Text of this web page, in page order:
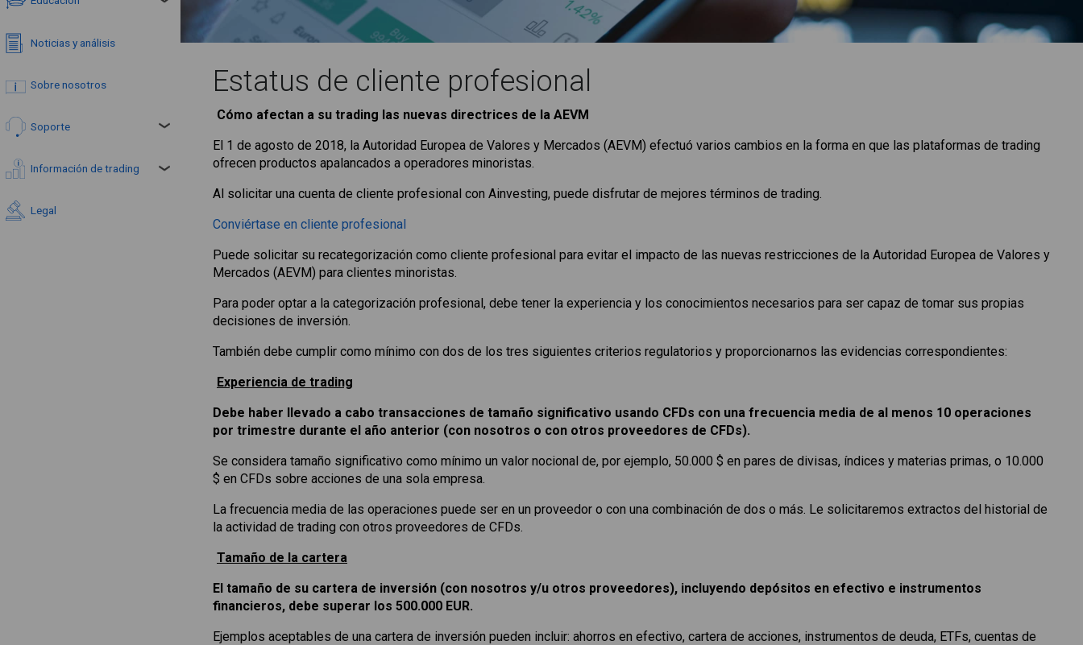
Noticias y análisis
Sobre nosotros
Soporte
Información de trading
Legal
Estatus de cliente profesional
Cómo afectan a su trading las nuevas directrices de la AEVM
El 1 de agosto de 2018, la Autoridad Europea de Valores y Mercados (AEVM) efectuó varios cambios en la forma en que las plataformas de trading
ofrecen productos apalancados a operadores minoristas.
Al solicitar una cuenta de cliente profesional con Ainvesting, puede disfrutar de mejores términos de trading.
Conviértase en cliente profesional
Puede solicitar su recategorización como cliente profesional para evitar el impacto de las nuevas restricciones de la Autoridad Europea de Valores y
Mercados (AEVM) para clientes minoristas.
Para poder optar a la categorización profesional, debe tener la experiencia y los conocimientos necesarios para ser capaz de tomar sus propias
decisiones de inversión.
También debe cumplir como mínimo con dos de los tres siguientes criterios regulatorios y proporcionarnos las evidencias correspondientes:
Experiencia de trading
Debe haber llevado a cabo transacciones de tamaño significativo usando CFDs con una frecuencia media de al menos 10 operaciones
por trimestre durante el año anterior (con nosotros o con otros proveedores de CFDs).
Se considera tamaño significativo como mínimo un valor nocional de, por ejemplo, 50.000 $ en pares de divisas, índices y materias primas, o 10.000
$ en CFDs sobre acciones de una sola empresa.
La frecuencia media de las operaciones puede ser en un proveedor o con una combinación de dos o más. Le solicitaremos extractos del historial de
la actividad de trading con otros proveedores de CFDs.
Tamaño de la cartera
El tamaño de su cartera de inversión (con nosotros y/u otros proveedores), incluyendo depósitos en efectivo e instrumentos
financieros, debe superar los 500.000 EUR.
Ejemplos aceptables de una cartera de inversión pueden incluir: ahorros en efectivo, cartera de acciones, instrumentos de deuda, ETFs, cuentas de